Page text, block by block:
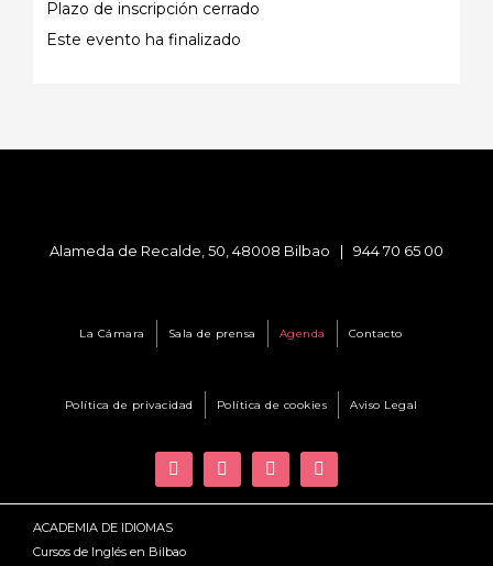
Plazo de inscripción cerrado
Este evento ha finalizado
Alameda de Recalde, 50, 48008 Bilbao | 944 70 65 00
La Cámara Sala de prensa Agenda Contacto
Política de privacidad Política de cookies Aviso Legal
ACADEMIA DE IDIOMAS
Cursos de Inglés en Bilbao